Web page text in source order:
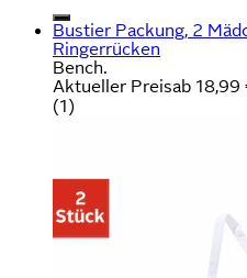
Bustier Packung, 2
Ringerrücken
Bench.
Aktueller Preisab 18,99
(1)